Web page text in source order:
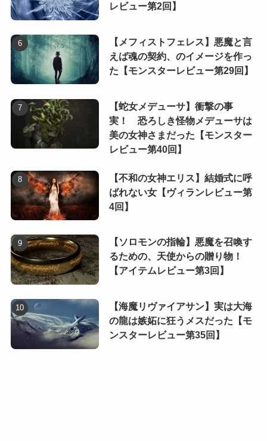
レビュー第2回】
【メフィストフェレス】悪魔と言
えば魂の契約、のイメージを作っ
た【モンスターレビュー第29回】
【蛇女メデューサ】衝撃の事
実！ 恐ろしき怪物メデューサは
美の女神さまだった【モンスター
レビュー第40回】
【不和の女神エリス】結婚式に呼
ばれない女【ヴィランレビュー第
4回】
【ソロモンの指輪】悪魔を召喚す
るための、天使からの贈り物！
【アイテムレビュー第3回】
【海魔リヴァイアサン】実は大海
の龍は嫉妬に狂うメスだった【モ
ンスターレビュー第35回】